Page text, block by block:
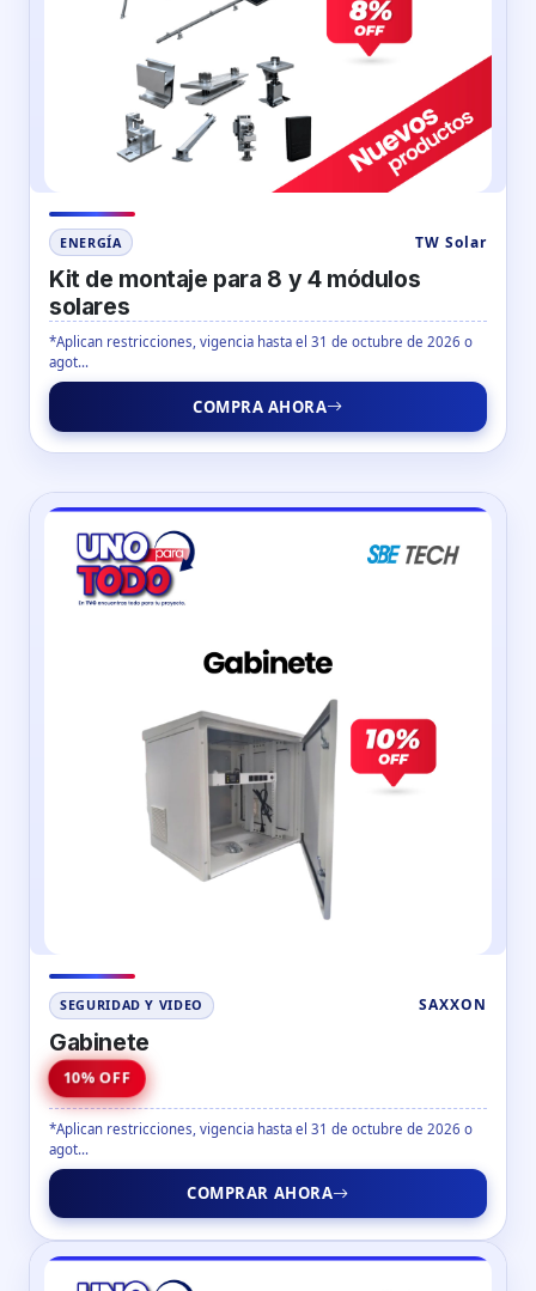
ENERGÍA TW Solar
Kit de montaje para 8 y 4 módulos
solares
*Aplican restricciones, vigencia hasta el 31 de octubre de 2026 o
agot...
COMPRA AHORA
SEGURIDAD Y VIDEO SAXXON
Gabinete
10% OFF
*Aplican restricciones, vigencia hasta el 31 de octubre de 2026 o
agot...
COMPRAR AHORA